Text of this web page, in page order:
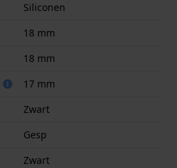
Siliconen
18 mm
18 mm
17 mm
Zwart
Gesp
Zwart